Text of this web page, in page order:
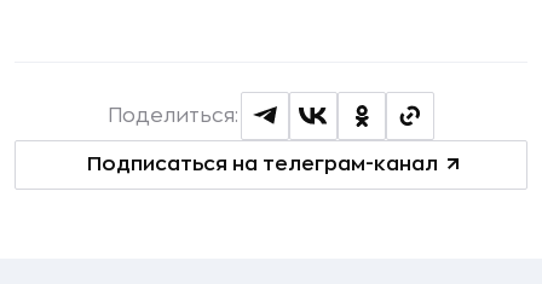
Подписаться на телеграм-канал
Поделиться: